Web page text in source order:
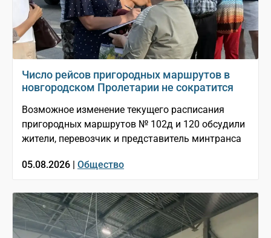
Число рейсов пригородных маршрутов в
новгородском Пролетарии не сократится
Возможное изменение текущего расписания
пригородных маршрутов № 102д и 120 обсудили
жители, перевозчик и представитель минтранса
05.08.2026 | Общество